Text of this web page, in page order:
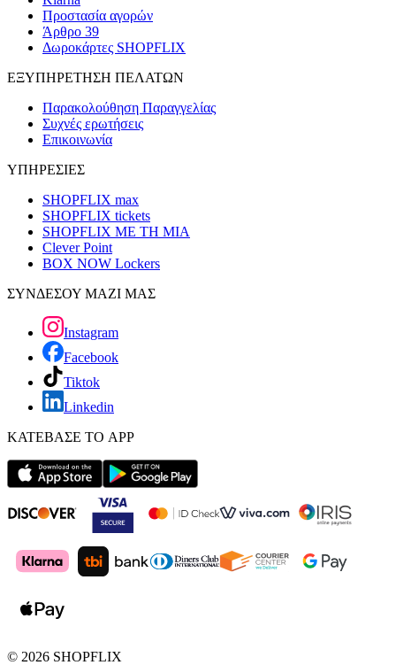
Προστασία αγορών
Άρθρο 39
Δωροκάρτες SHOPFLIX
ΕΞΥΠΗΡΕΤΗΣΗ ΠΕΛΑΤΩΝ
Παρακολούθηση Παραγγελίας
Συχνές ερωτήσεις
Επικοινωνία
ΥΠΗΡΕΣΙΕΣ
SHOPFLIX max
SHOPFLIX tickets
SHOPFLIX ΜΕ ΤΗ ΜΙΑ
Clever Point
BOX NOW Lockers
ΣΥΝΔΕΣΟΥ ΜΑΖΙ ΜΑΣ
Instagram
Facebook
Tiktok
Linkedin
ΚΑΤΕΒΑΣΕ ΤΟ APP
© 2026 SHOPFLIX